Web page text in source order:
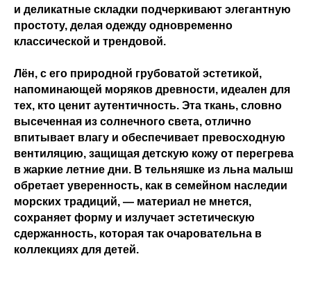
и деликатные складки подчеркивают элегантную
простоту, делая одежду одновременно
классической и трендовой.
Лён, с его природной грубоватой эстетикой,
напоминающей моряков древности, идеален для
тех, кто ценит аутентичность. Эта ткань, словно
высеченная из солнечного света, отлично
впитывает влагу и обеспечивает превосходную
вентиляцию, защищая детскую кожу от перегрева
в жаркие летние дни. В тельняшке из льна малыш
обретает уверенность, как в семейном наследии
морских традиций, — материал не мнется,
сохраняет форму и излучает эстетическую
сдержанность, которая так очаровательна в
коллекциях для детей.